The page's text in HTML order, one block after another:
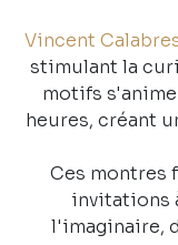
Vincent
stimulant la
motifs
heures, créant
Ces montres
invitations
l'imaginaire,